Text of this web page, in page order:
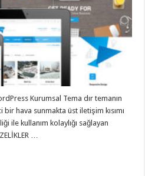
Kurumsal Tema dır temanın
hava sunmakta üst iletişim kısımı
ile kullanım kolaylığı sağlayan
…